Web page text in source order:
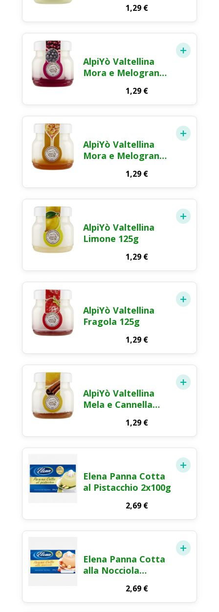
1,29 €
AlpiYò Valtellina
Mora e Melograno
1,29 €
AlpiYò Valtellina
Mora e Melograno
1,29 €
AlpiYò Valtellina
Limone 125g
1,29 €
AlpiYò Valtellina
Fragola 125g
1,29 €
AlpiYò Valtellina
Mela e Cannella
1,29 €
Elena Panna Cotta
al Pistacchio 2x100g
2,69 €
Elena Panna Cotta
alla Nocciola
2,69 €